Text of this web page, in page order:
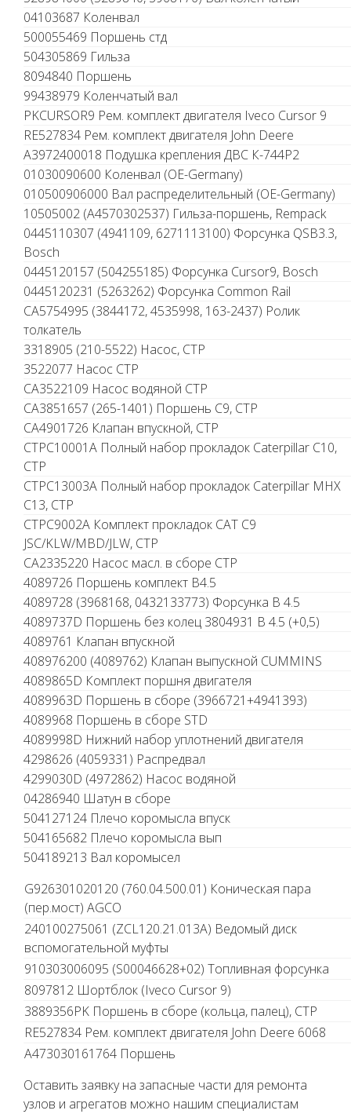
04103687 Коленвал
500055469 Поршень стд
504305869 Гильза
8094840 Поршень
99438979 Коленчатый вал
PKCURSOR9 Рем. комплект двигателя Iveco Cursor 9
RE527834 Рем. комплект двигателя John Deere
A3972400018 Подушка крепления ДВС К-744Р2
01030090600 Коленвал (OE-Germany)
010500906000 Вал распределительный (OE-Germany)
10505002 (A4570302537) Гильза-поршень, Rempack
0445110307 (4941109, 6271113100) Форсунка QSB3.3,
Bosch
0445120157 (504255185) Форсунка Cursor9, Bosch
0445120231 (5263262) Форсунка Common Rail
CA5754995 (3844172, 4535998, 163-2437) Ролик
толкатель
3318905 (210-5522) Насос, CTP
3522077 Насос СТР
CA3522109 Насос водяной СТР
CA3851657 (265-1401) Поршень С9, CTР
CA4901726 Клапан впускной, CTP
CTPC10001A Полный набор прокладок Caterpillar C10,
СТР
CTPC13003A Полный набор прокладок Caterpillar MHX
C13, СТР
CTPC9002A Комплект прокладок САТ С9
JSC/KLW/MBD/JLW, CTP
СА2335220 Насос масл. в сборе СТР
4089726 Поршень комплект B4.5
4089728 (3968168, 0432133773) Форсунка B 4.5
4089737D Поршень без колец 3804931 В 4.5 (+0,5)
4089761 Клапан впускной
408976200 (4089762) Клапан выпускной CUMMINS
4089865D Комплект поршня двигателя
4089963D Поршень в сборе (3966721+4941393)
4089968 Поршень в сборе STD
4089998D Нижний набор уплотнений двигателя
4298626 (4059331) Распредвал
4299030D (4972862) Насос водяной
04286940 Шатун в сборе
504127124 Плечо коромысла впуск
504165682 Плечо коромысла вып
504189213 Вал коромысел
G926301020120 (760.04.500.01) Коническая пара
(пер.мост) AGCO
240100275061 (ZCL120.21.013A) Ведомый диск
вспомогательной муфты
910303006095 (S00046628+02) Топливная форсунка
8097812 Шортблок (Iveco Cursor 9)
3889356PK Поршень в сборе (кольца, палец), CTP
RE527834 Рем. комплект двигателя John Deere 6068
A473030161764 Поршень
Оставить заявку на запасные части для ремонта
узлов и агрегатов можно нашим специалистам